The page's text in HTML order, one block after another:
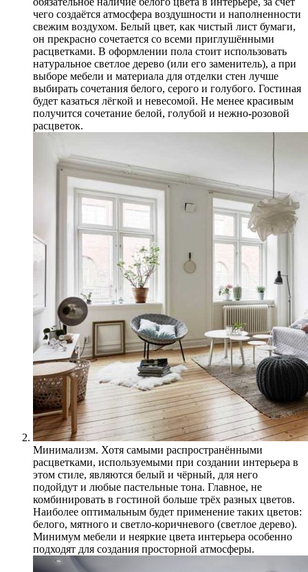
чего создаётся атмосфера воздушности и наполненности
свежим воздухом. Белый цвет, как чистый лист бумаги,
он прекрасно сочетается со всеми приглушёнными
расцветками. В оформлении пола стоит использовать
натуральное светлое дерево (или его заменитель), а при
выборе мебели и материала для отделки стен лучше
выбирать сочетания белого, серого и голубого. Гостиная
будет казаться лёгкой и невесомой. Не менее красивым
получится сочетание белой, голубой и нежно-розовой
расцветок.
Минимализм. Хотя самыми распространёнными
расцветками, используемыми при создании интерьера в
этом стиле, являются белый и чёрный, для него
подойдут и любые пастельные тона. Главное, не
комбинировать в гостиной больше трёх разных цветов.
Наиболее оптимальным будет применение таких цветов:
белого, мятного и светло-коричневого (светлое дерево).
Минимум мебели и неяркие цвета интерьера особенно
подходят для создания просторной атмосферы.